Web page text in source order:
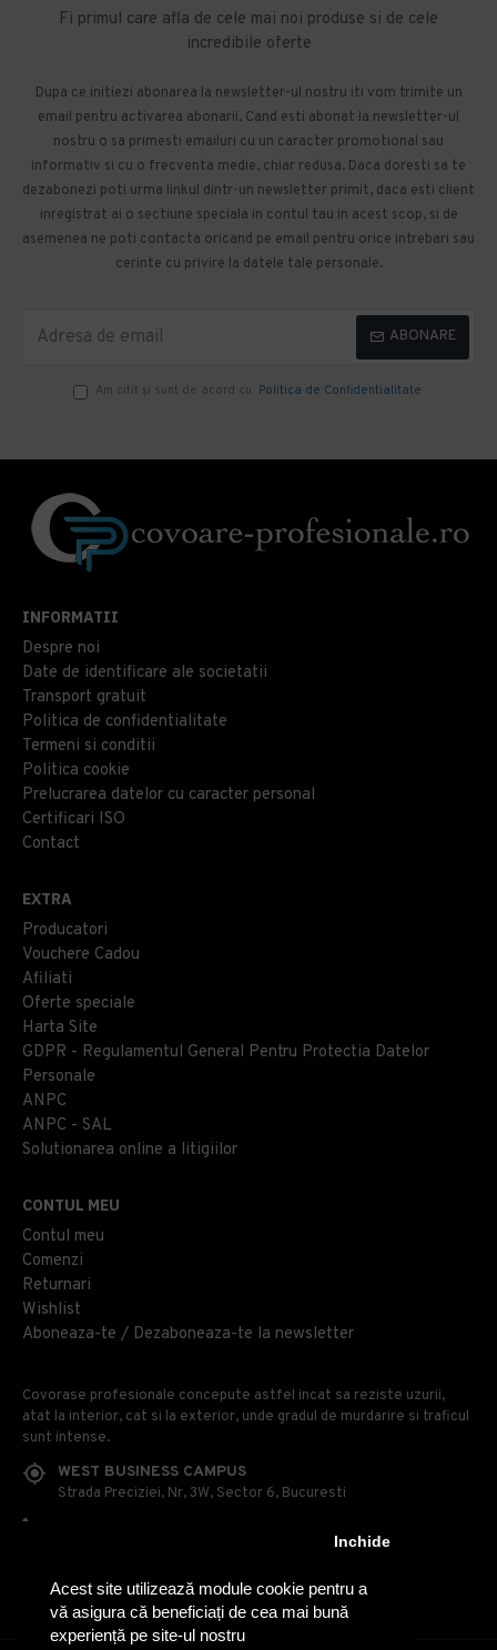
Acest site utilizează module cookie pentru a
vă asigura că beneficiați de cea mai bună
experiență pe site-ul nostru
Inchide
Fi primul care afla de cele mai noi produse si de cele
incredibile oferte
Dupa ce initiezi abonarea la newsletter-ul nostru iti vom trimite un
email pentru activarea abonarii. Cand esti abonat la newsletter-ul
nostru o sa primesti emailuri cu un caracter promotional sau
informativ si cu o frecventa medie, chiar redusa. Daca doresti sa te
dezabonezi poti urma linkul dintr-un newsletter primit, daca esti client
inregistrat ai o sectiune speciala in contul tau in acest scop, si de
asemenea ne poti contacta oricand pe email pentru orice intrebari sau
cerinte cu privire la datele tale personale.
ABONARE
Am citit şi sunt de acord cu Politica de Confidentialitate
INFORMATII
Despre noi
Date de identificare ale societatii
Transport gratuit
Politica de confidentialitate
Termeni si conditii
Politica cookie
Prelucrarea datelor cu caracter personal
Certificari ISO
Contact
EXTRA
Producatori
Vouchere Cadou
Afiliati
Oferte speciale
Harta Site
GDPR - Regulamentul General Pentru Protectia Datelor
Personale
ANPC
ANPC - SAL
Solutionarea online a litigiilor
CONTUL MEU
Contul meu
Comenzi
Returnari
Wishlist
Aboneaza-te / Dezaboneaza-te la newsletter
Covorase profesionale concepute astfel incat sa reziste uzurii,
atat la interior, cat si la exterior, unde gradul de murdarire si traficul
sunt intense.
WEST BUSINESS CAMPUS
Strada Preciziei, Nr, 3W, Sector 6, Bucuresti
OFFICE@COVOARE-PROFESIONALE.RO